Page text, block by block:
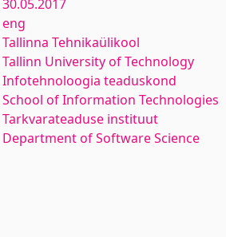
30.05.2017
eng
Tallinna Tehnikaülikool
Tallinn University of Technology
Infotehnoloogia teaduskond
School of Information Technologies
Tarkvarateaduse instituut
Department of Software Science